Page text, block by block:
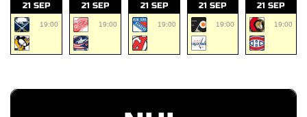
21 SEP
19:00
21 SEP
19:00
21 SEP
19:00
21 SEP
19:00
21 SEP
19:00